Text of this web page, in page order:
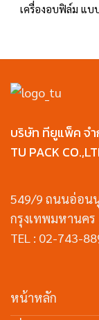
เครื่องอบฟิล์ม แบ
บริษัท ทียูแพ็ค จ
TU PACK
549/9 ถนนอ่อนนุ
กรุงเทพมหานคร
TEL : 02-743-
หน้าหลัก